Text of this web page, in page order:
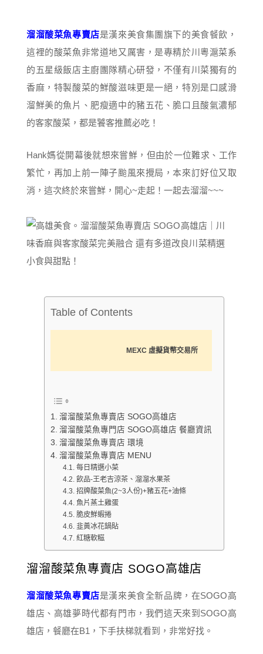
溜溜酸菜魚專賣店是漢來美食集團旗下的美食餐飲，
這裡的酸菜魚非常道地又厲害，是專精於川粵滬菜系
的五星級飯店主廚團隊精心研發，不僅有川菜獨有的
香麻，特製酸菜的鮮酸滋味更是一絕，特別是口感滑
溜鮮美的魚片、肥瘦適中的豬五花、脆口且酸氣濃郁
的客家酸菜，都是饕客推薦必吃！
Hank媽從開幕後就想來嘗鮮，但由於一位難求、工作
繁忙，再加上前一陣子颱風來攪局，本來訂好位又取
消，這次終於來嘗鮮，開心~走起！一起去溜溜~~~
Table of Contents
MEXC 虛擬貨幣交易所
溜溜酸菜魚專賣店 SOGO高雄店
溜溜酸菜魚專門店 SOGO高雄店 餐廳資訊
溜溜酸菜魚專賣店 環境
溜溜酸菜魚專賣店 MENU
每日精選小菜
飲品-王老吉涼茶、溜溜水果茶
招牌酸菜魚(2~3人份)+豬五花+油條
魚片蒸土雞蛋
脆皮鮮蝦捲
韭黃冰花鍋貼
紅糖軟糍
溜溜酸菜魚專賣店 SOGO高雄店
溜溜酸菜魚專賣店是漢來美食全新品牌，在SOGO高
雄店、高雄夢時代都有門市，我們這天來到SOGO高
雄店，餐廳在B1，下手扶梯就看到，非常好找。